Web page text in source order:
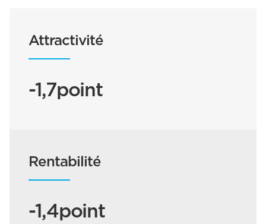
Attractivité
-1,7point
Rentabilité
-1,4point